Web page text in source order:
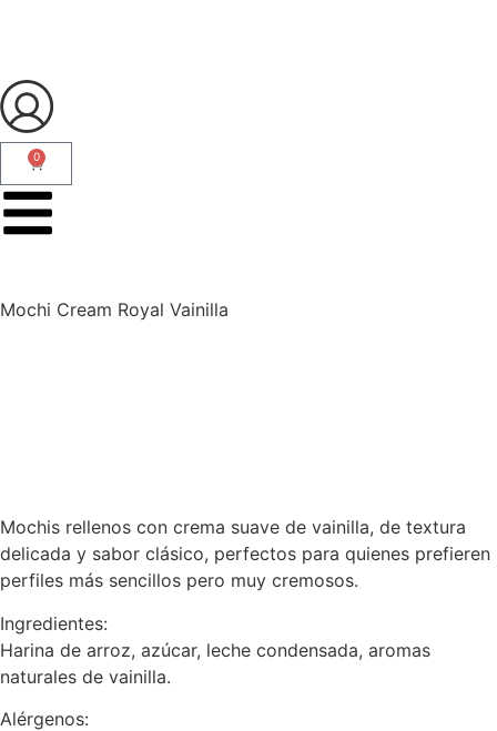
0
Mochi Cream Royal Vainilla
Mochis rellenos con crema suave de vainilla, de textura
delicada y sabor clásico, perfectos para quienes prefieren
perfiles más sencillos pero muy cremosos.
Ingredientes:
Harina de arroz, azúcar, leche condensada, aromas
naturales de vainilla.
Alérgenos: